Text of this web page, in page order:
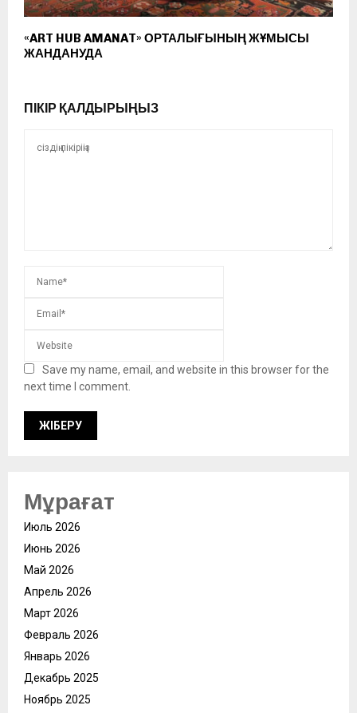
«ART HUB AMANAT» ОРТАЛЫҒЫНЫҢ ЖҰМЫСЫ
ЖАНДАНУДА
ПІКІР ҚАЛДЫРЫҢЫЗ
Save my name, email, and website in this browser for the
next time I comment.
Мұрағат
Июль 2026
Июнь 2026
Май 2026
Апрель 2026
Март 2026
Февраль 2026
Январь 2026
Декабрь 2025
Ноябрь 2025